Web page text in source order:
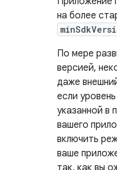
на более
По мере
версией,
даже
если
указанной в
вашего
включить
ваше
так, как вы